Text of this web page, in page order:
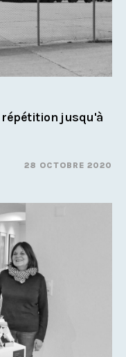
répétition jusqu'à
28 OCTOBRE 2020